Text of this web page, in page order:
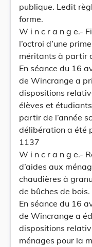
publique. Ledit
forme.
W i n c r a n g e.-
l’octroi d’une
méritants à partir
En séance du 16
de Wincrange a
dispositions
élèves et
partir de l’année
délibération a été
1137
W i n c r a n g e.-
d’aides aux
chaudières à
de bûches de bois.
En séance du 16
de Wincrange a
dispositions
ménages pour la